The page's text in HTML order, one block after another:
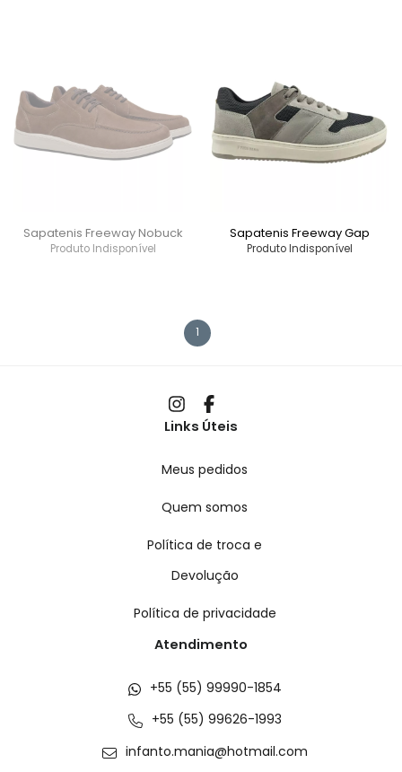
Sapatenis Freeway Nobuck
Produto Indisponível
Sapatenis Freeway Gap
Produto Indisponível
1
Links Úteis
Meus pedidos
Quem somos
Política de troca e
Devolução
Política de privacidade
Atendimento
+55 (55) 99990-1854
+55 (55) 99626-1993
infanto.mania@hotmail.com